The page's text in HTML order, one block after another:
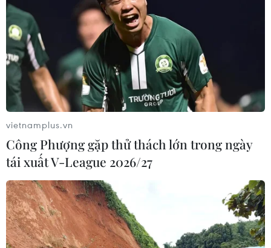
vietnamplus.vn
Công Phượng gặp thử thách lớn trong ngày
tái xuất V-League 2026/27